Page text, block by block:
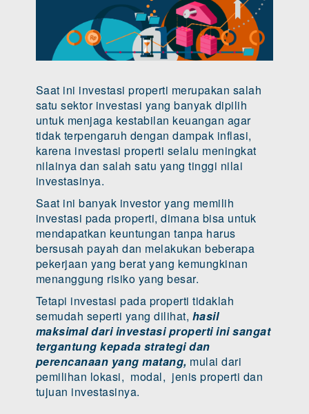
Saat ini investasi properti merupakan salah
satu sektor investasi yang banyak dipilih
untuk menjaga kestabilan keuangan agar
tidak terpengaruh dengan dampak inflasi,
karena investasi properti selalu meningkat
nilainya dan salah satu yang tinggi nilai
investasinya.
Saat ini banyak investor yang memilih
investasi pada properti, dimana bisa untuk
mendapatkan keuntungan tanpa harus
bersusah payah dan melakukan beberapa
pekerjaan yang berat yang kemungkinan
menanggung risiko yang besar.
Tetapi investasi pada properti tidaklah
semudah seperti yang dilihat, hasil
maksimal dari investasi properti ini sangat
tergantung kepada strategi dan
perencanaan yang matang, mulai dari
pemilihan lokasi, modal, jenis properti dan
tujuan investasinya.